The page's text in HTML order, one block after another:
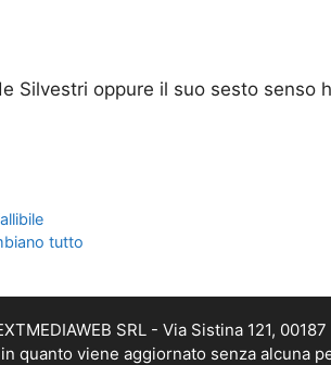
Silvestri oppure il suo sesto senso
tutto
SRL - Via Sistina 121,
quanto viene aggiornato senza